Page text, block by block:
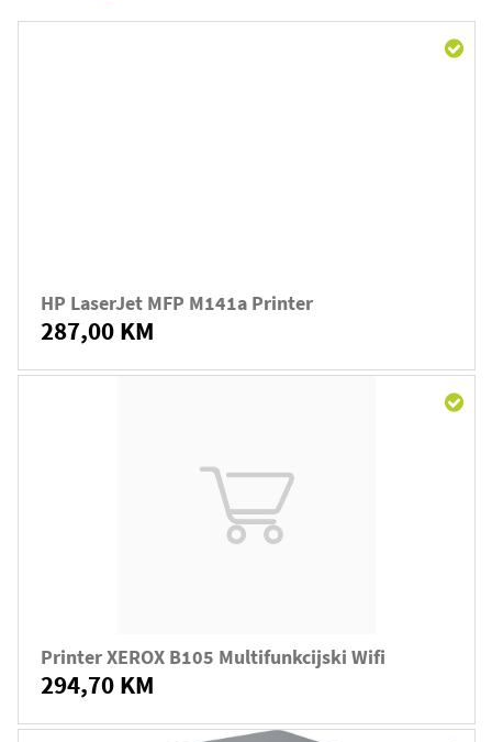
HP LaserJet MFP M141a Printer
287,00 KM
Printer XEROX B105 Multifunkcijski Wifi
294,70 KM